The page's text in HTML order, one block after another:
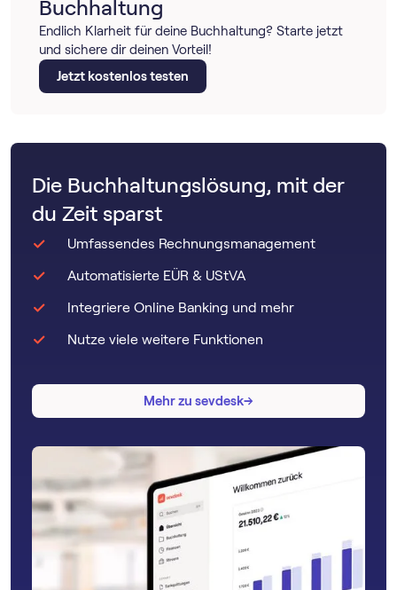
Buchhaltung
Endlich Klarheit für deine Buchhaltung? Starte jetzt
und sichere dir deinen Vorteil!
Jetzt kostenlos testen
Die Buchhaltungslösung, mit der
du Zeit sparst
Umfassendes Rechnungsmanagement
Automatisierte EÜR & UStVA
Integriere Online Banking und mehr
Nutze viele weitere Funktionen
Mehr zu sevdesk→
→